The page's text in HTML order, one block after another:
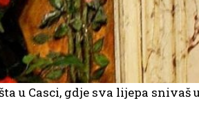
u Casci, gdje sva lijepa snivaš